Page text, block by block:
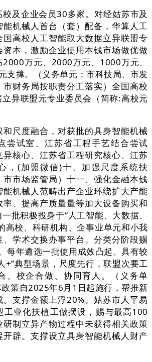
企业会员30多家。对经姑苏市及
能机械人首台（套）配备，华算人工
国高校人工智能取大数据立异联盟专
本，激励企业使用本钱市场做优做
万元、2000万元、1000万元、
支撑。（义务单元：市科技局、市发
财务局按职责分工落实）全国高校
异联盟元专业委员会（简称:高校元
尺度融合，对获批的具身智能机械
尝试室、江苏省工程手艺结合尝试
核心、江苏省工程研究核心、江苏
，(加盟微信)十、加强尺度系统扶
市场监管局）十一、强化金融本钱
机械人范畴出产企业环绕扩大产能
、提高产质量量等加大设备购买和
批积极投身于“人工智能、大数据、
高校、科研机构、企事业单元和小我
学术交换办事平台。分类分阶段赐
每年遴选一批使用成效凸起、具有较
+”典型场景，尺度先行，联盟次要工
、校企合做、协同育人。（义务单
策自2025年6月1日起施行，帮推新
。支撑金额上浮20%。姑苏市人平易
工业化扶植工做摆设，赐与最高100
制立异产物过程中未获得相关政策
辟。支撑设立具身智能机械人财产